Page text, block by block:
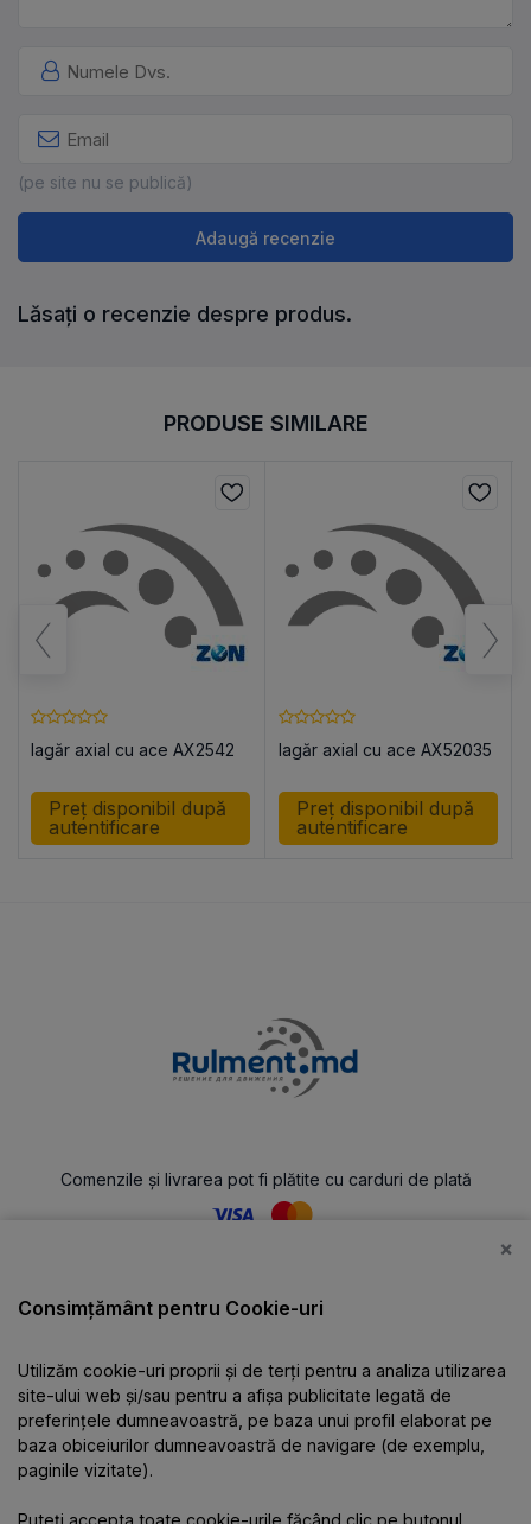
(pe site nu se publică)
Adaugă recenzie
Lăsați o recenzie despre produs.
PRODUSE SIMILARE
lagăr axial cu ace AX2542
Preț disponibil după
autentificare
lagăr axial cu ace AX52035
Preț disponibil după
autentificare
Comenzile și livrarea pot fi plătite cu carduri de plată
Catalog
Despre companie
Informații
×
Consimțământ pentru Cookie-uri
Utilizăm cookie-uri proprii și de terți pentru a analiza utilizarea
site-ului web și/sau pentru a afișa publicitate legată de
preferințele dumneavoastră, pe baza unui profil elaborat pe
baza obiceiurilor dumneavoastră de navigare (de exemplu,
paginile vizitate).
Puteți accepta toate cookie-urile făcând clic pe butonul